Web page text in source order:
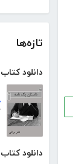
تازه‌ها
دانلود
دانلود